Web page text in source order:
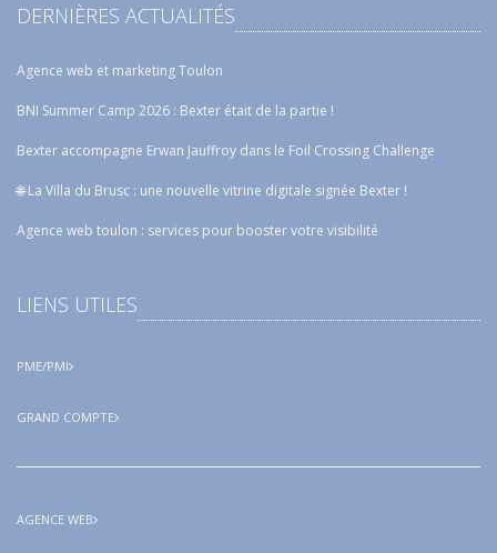
DERNIÈRES ACTUALITÉS
Agence web et marketing Toulon
BNI Summer Camp 2026 : Bexter était de la partie !
Bexter accompagne Erwan Jauffroy dans le Foil Crossing Challenge
🌐 La Villa du Brusc : une nouvelle vitrine digitale signée Bexter !
Agence web toulon : services pour booster votre visibilité
LIENS UTILES
PME/PMI
GRAND COMPTE
AGENCE WEB